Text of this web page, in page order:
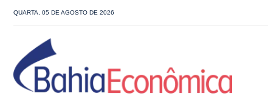
QUARTA, 05 DE AGOSTO DE 2026